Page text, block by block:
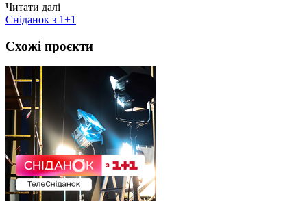
Читати далі
Сніданок з 1+1
Схожі проєкти